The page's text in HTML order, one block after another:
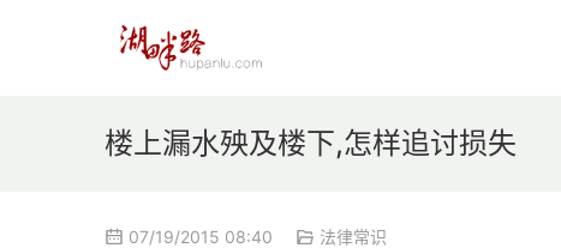
楼上漏水殃及楼下,怎样追讨损失
07/19/2015 08:40 法律常识